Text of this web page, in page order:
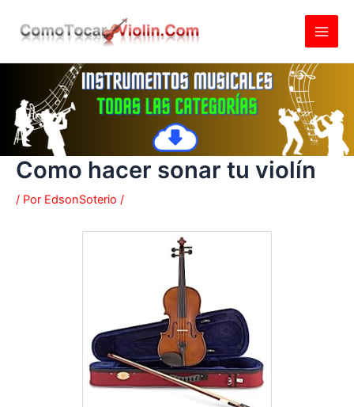
Como hacer sonar tu violín
/ Por EdsonSoterio /